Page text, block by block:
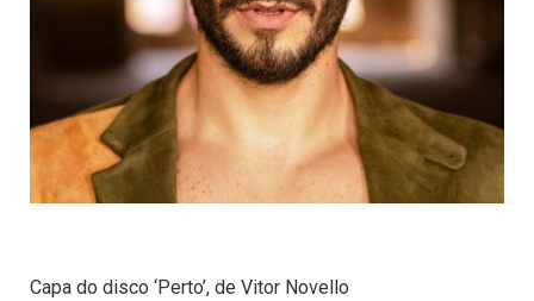
Capa do disco ‘Perto’, de Vitor Novello